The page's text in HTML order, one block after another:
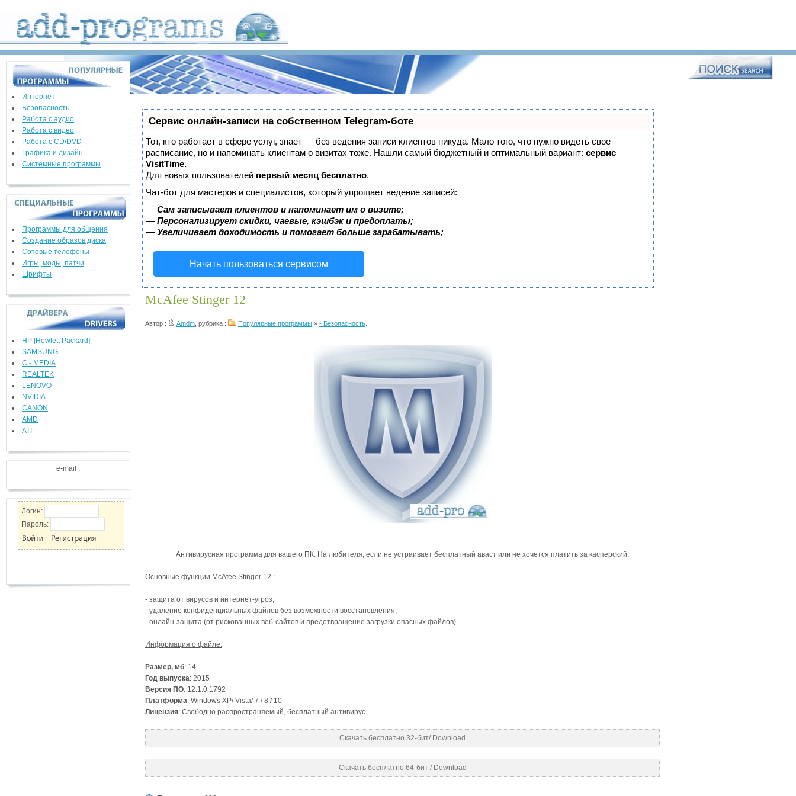
Сервис онлайн-записи на собственном Telegram-боте
Тот, кто работает в сфере услуг, знает — без ведения записи клиентов никуда. Мало того, что нужно видеть свое
расписание, но и напоминать клиентам о визитах тоже. Нашли самый бюджетный и оптимальный вариант: сервис
VisitTime.
Для новых пользователей первый месяц бесплатно.
Чат-бот для мастеров и специалистов, который упрощает ведение записей:
— Сам записывает клиентов и напоминает им о визите;
— Персонализирует скидки, чаевые, кэшбэк и предоплаты;
— Увеличивает доходимость и помогает больше зарабатывать;
Начать пользоваться сервисом
McAfee Stinger 12
Автор : Amdm , рубрика : Популярные программы » - Безопасность
Антивирусная программа для вашего ПК. На любителя, если не устраивает бесплатный аваст или не хочется платить за касперский.
Основные функции McAfee Stinger 12 :
- защита от вирусов и интернет-угроз;
- удаление конфиденциальных файлов без возможности восстановления;
- онлайн-защита (от рискованных веб-сайтов и предотвращение загрузки опасных файлов).
Информация о файле:
Размер, мб: 14
Год выпуска: 2015
Версия ПО: 12.1.0.1792
Платформа: Windows XP/ Vista/ 7 / 8 / 10
Лицензия: Свободно распространяемый, бесплатный антивирус.
Скачать бесплатно 32-бит/ Download
Скачать бесплатно 64-бит / Download
Интернет
Безопасность
Работа с аудио
Работа с видео
Работа с CD/DVD
Графика и дизайн
Системные программы
Программы для общения
Создание образов диска
Сотовые телефоны
Игры, моды, патчи
Шрифты
HP [Hewlett Packard]
SAMSUNG
C - MEDIA
REALTEK
LENOVO
NVIDIA
CANON
AMD
ATI
e-mail :
Логин:
Пароль: